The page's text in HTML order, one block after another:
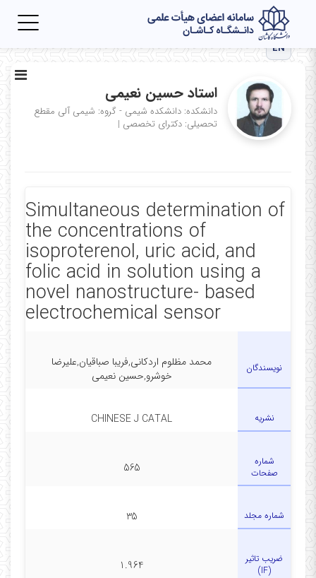
EN
استاد حسین نعیمی
دانشکده: دانشکده شیمی - گروه: شیمی آلی مقطع
تحصیلی: دکترای تخصصی |
Simultaneous determination of
the concentrations of
isoproterenol, uric acid, and
folic acid in solution using a
novel nanostructure- based
electrochemical sensor
نویسندگان
محمد مظلوم اردکانی,فریبا صباقیان,علیرضا
خوشرو,حسین نعیمی
نشریه CHINESE J CATAL
شماره
صفحات
565
شماره مجلد 35
ضریب تاثیر
(IF)
1.964